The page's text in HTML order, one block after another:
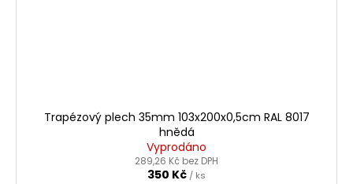
Trapézový plech 35mm 103x200x0,5cm RAL 8017
hnědá
Vyprodáno
289,26 Kč bez DPH
350 Kč / ks